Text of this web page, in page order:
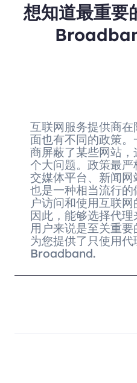
想知道最重要
互联网服务提供商
面也有不同的政策
商屏蔽了某些网站
个大问题。政策最
交媒体平台、新闻
也是一种相当流行
户访问和使用互联网
因此，能够选择代
用户来说是至关重
为您提供了只使用
Broadband.